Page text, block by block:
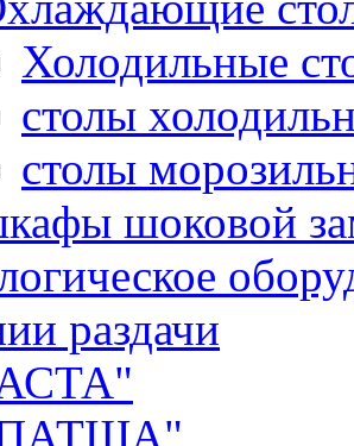
Холодильные
столы
столы
шоковой
раздачи